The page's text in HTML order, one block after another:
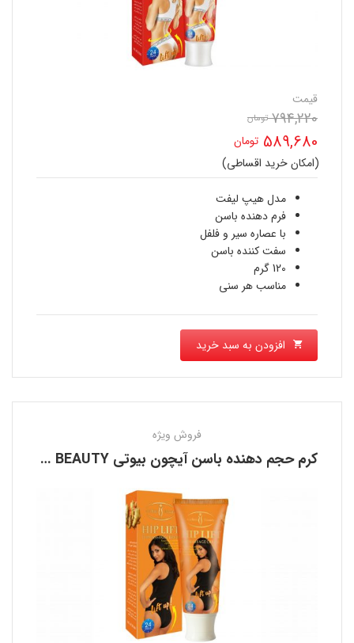
قیمت
794,220 تومان
اصلی
794,220 تومان
بود.
589,680 تومان
قیمت
فعلی
589,680 تومان
است.
(امکان خرید اقساطی)
مدل هیپ لیفت
فرم دهنده باسن
با عصاره سیر و فلفل
سفت کننده باسن
120 گرم
مناسب هر سنی
افزودن به سبد خرید
فروش ویژه
کرم حجم دهنده باسن آیچون بیوتی AICHUN BEAUTY